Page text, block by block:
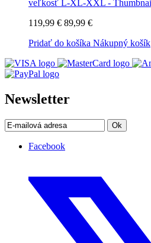
119,99 € 89,99 €
Pridať do košíka Nákupný košík
Newsletter
Ok
Facebook